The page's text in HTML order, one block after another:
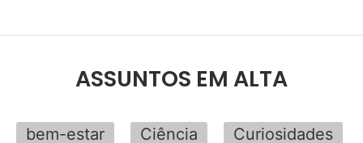
ASSUNTOS EM ALTA
bem-estar Ciência
Curiosidades